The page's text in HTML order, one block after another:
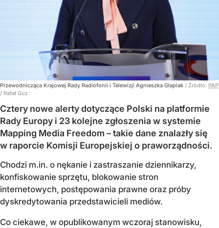
Przewodnicząca Krajowej Rady Radiofonii i Telewizji Agnieszka Glapiak / Źródło: PAP
/ Rafał Guz
Cztery nowe alerty dotyczące Polski na platformie
Rady Europy i 23 kolejne zgłoszenia w systemie
Mapping Media Freedom – takie dane znalazły się
w raporcie Komisji Europejskiej o praworządności.
Chodzi m.in. o nękanie i zastraszanie dziennikarzy,
konfiskowanie sprzętu, blokowanie stron
internetowych, postępowania prawne oraz próby
dyskredytowania przedstawicieli mediów.
Co ciekawe, w opublikowanym wczoraj stanowisku,